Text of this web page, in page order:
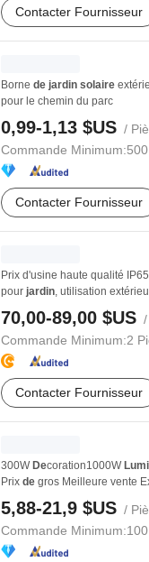
Contacter Fournisseur
Borne de jardin solaire
pour le chemin du parc
0,99-1,13 $US /
Commande Minimum:
Contacter Fournisseur
Prix d'usine haute qualité
pour jardin, utilisation
70,00-89,00 $US
Commande Minimum:2
Contacter Fournisseur
300W Decoration1000W
Prix de gros Meilleure vente
5,88-21,9 $US /
Commande Minimum: